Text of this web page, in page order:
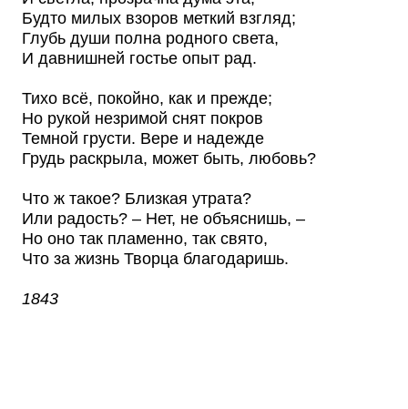
Будто милых взоров меткий взгляд;
Глубь души полна родного света,
И давнишней гостье опыт рад.
Тихо всё, покойно, как и прежде;
Но рукой незримой снят покров
Темной грусти. Вере и надежде
Грудь раскрыла, может быть, любовь?
Что ж такое? Близкая утрата?
Или радость? – Нет, не объяснишь, –
Но оно так пламенно, так свято,
Что за жизнь Творца благодаришь.
1843